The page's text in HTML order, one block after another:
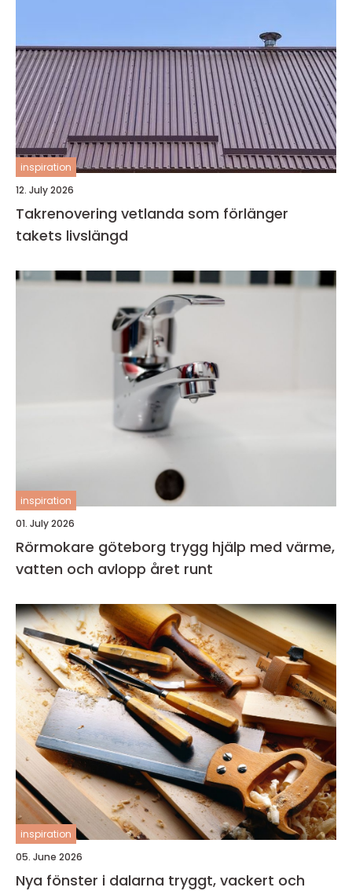
inspiration
12. July 2026
Takrenovering vetlanda som förlänger
takets livslängd
inspiration
01. July 2026
Rörmokare göteborg trygg hjälp med värme,
vatten och avlopp året runt
inspiration
05. June 2026
Nya fönster i dalarna tryggt, vackert och